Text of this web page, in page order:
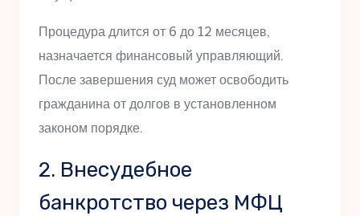
Процедура длится от 6 до 12 месяцев,
назначается финансовый управляющий.
После завершения суд может освободить
гражданина от долгов в установленном
законом порядке.
2. Внесудебное
банкротство через МФЦ